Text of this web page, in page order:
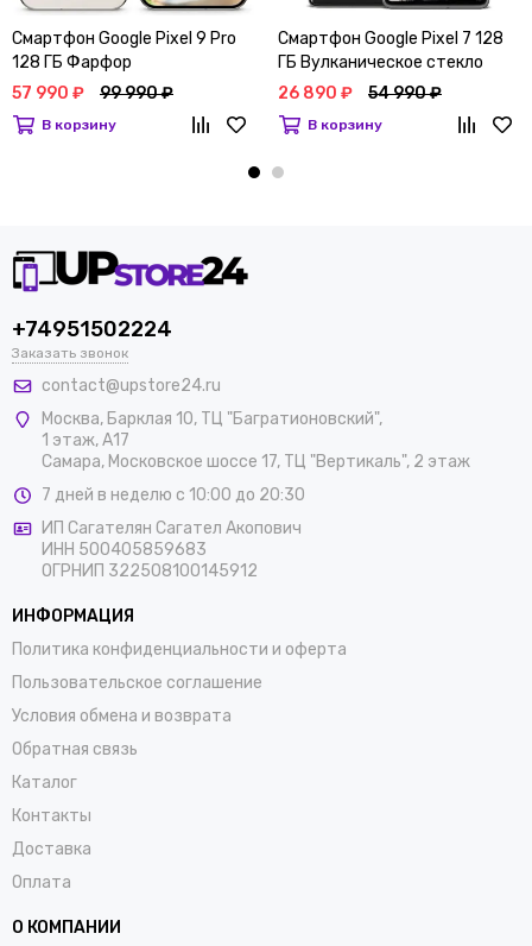
Смартфон Google Pixel 9 Pro
128 ГБ Фарфор
57 990 ₽
99 990 ₽
В корзину
Смартфон Google Pixel 7 128
ГБ Вулканическое стекло
26 890 ₽
54 990 ₽
В корзину
+74951502224
Заказать звонок
contact@upstore24.ru
Москва, Барклая 10, ТЦ "Багратионовский",
1 этаж, А17
Самара, Московское шоссе 17, ТЦ "Вертикаль", 2 этаж
7 дней в неделю с 10:00 до 20:30
ИП Сагателян Сагател Акопович
ИНН 500405859683
ОГРНИП 322508100145912
ИНФОРМАЦИЯ
Политика конфиденциальности и оферта
Пользовательское соглашение
Условия обмена и возврата
Обратная связь
Каталог
Контакты
Доставка
Оплата
О КОМПАНИИ